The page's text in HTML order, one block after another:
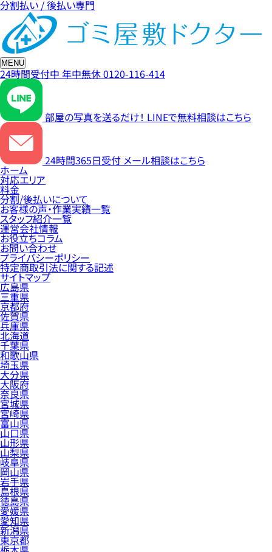
分割払い / 後払い専門
MENU
24時間受付中 年中無休0120-116-414
部屋の写真を送るだけ！ LINEで無料相談はこちら
24時間365日受付 メール相談はこちら
ホーム
対応エリア
料金
分割/後払いについて
お客様の声・作業実績一覧
スタッフ紹介一覧
運営会社情報
お役立ちコラム
お問い合わせ
プライバシーポリシー
特定商取引法に関する記述
サイトマップ
広島県
三重県
京都府
佐賀県
兵庫県
北海道
千葉県
和歌山県
埼玉県
大分県
大阪府
奈良県
宮城県
宮崎県
富山県
山口県
山形県
山梨県
岐阜県
岡山県
岩手県
島根県
徳島県
愛媛県
愛知県
新潟県
東京都